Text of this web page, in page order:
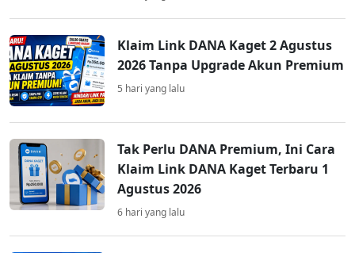
Klaim Link DANA Kaget 2 Agustus
2026 Tanpa Upgrade Akun Premium
5 hari yang lalu
Tak Perlu DANA Premium, Ini Cara
Klaim Link DANA Kaget Terbaru 1
Agustus 2026
6 hari yang lalu